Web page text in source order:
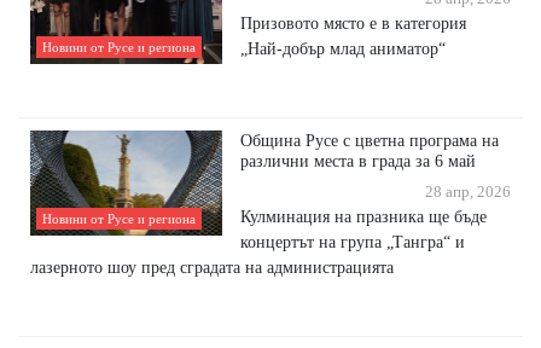
Новини от Русе и региона
Призовото място е в категория
„Най-добър млад аниматор“
Новини от Русе и региона
Община Русе с цветна програма на
различни места в града за 6 май
28 апр, 2026
Кулминация на празника ще бъде
концертът на група „Тангра“ и
лазерното шоу пред сградата на администрацията